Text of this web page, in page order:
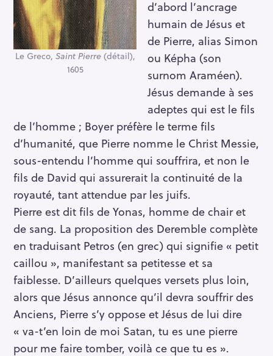
Le Greco, Saint Pierre(détail),
1605
d’abord l’ancrage
humain de Jésus et
de Pierre, alias Simon
ou Képha (son
surnom Araméen).
Jésus demande à ses
adeptes qui est le fils
de l’homme ; Boyer préfère le terme fils
d’humanité, que Pierre nomme le Christ Messie,
sous-entendu l’homme qui souffrira, et non le
fils de David qui assurerait la continuité de la
royauté, tant attendue par les juifs.
Pierre est dit fils de Yonas, homme de chair et
de sang. La proposition des Deremble complète
en traduisant Petros (en grec) qui signifie « petit
caillou », manifestant sa petitesse et sa
faiblesse. D’ailleurs quelques versets plus loin,
alors que Jésus annonce qu’il devra souffrir des
Anciens, Pierre s’y oppose et Jésus de lui dire
« va-t’en loin de moi Satan, tu es une pierre
pour me faire tomber, voilà ce que tu es ».